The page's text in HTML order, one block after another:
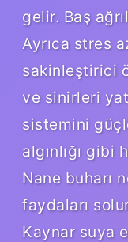
gelir. Baş
Ayrıca stres
sakinleştirici
ve sinirleri
sistemini
algınlığı gibi
Nane buharı
faydaları
Kaynar suya